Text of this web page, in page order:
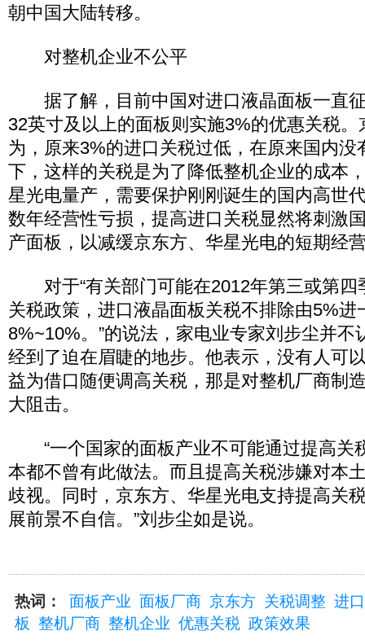
朝中国大陆转移。
对整机企业不公平
据了解，目前中国对进口液晶面板一直
32英寸及以上的面板则实施3%的优惠关税
为，原来3%的进口关税过低，在原来国内没
下，这样的关税是为了降低整机企业的成本
星光电量产，需要保护刚刚诞生的国内高世
数年经营性亏损，提高进口关税显然将刺激
产面板，以减缓京东方、华星光电的短期经
对于“有关部门可能在2012年第三或第四
关税政策，进口液晶面板关税不排除由5%进
8%~10%。”的说法，家电业专家刘步尘并不
经到了迫在眉睫的地步。他表示，没有人可
益为借口随便调高关税，那是对整机厂商制
大阻击。
“一个国家的面板产业不可能通过提高关
本都不曾有此做法。而且提高关税涉嫌对本
歧视。同时，京东方、华星光电支持提高关
展前景不自信。”刘步尘如是说。
热词： 面板产业 面板厂商 京东方 关税调整 进
板 整机厂商 整机企业 优惠关税 政策效果